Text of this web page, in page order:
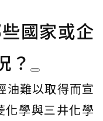
國家或企
？
難以取得而宣
化學與三井化學